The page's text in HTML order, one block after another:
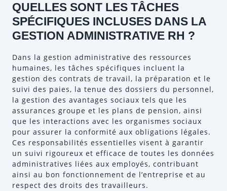
QUELLES SONT LES TÂCHES
SPÉCIFIQUES INCLUSES DANS LA
GESTION ADMINISTRATIVE RH ?
Dans la gestion administrative des ressources
humaines, les tâches spécifiques incluent la
gestion des contrats de travail, la préparation et le
suivi des paies, la tenue des dossiers du personnel,
la gestion des avantages sociaux tels que les
assurances groupe et les plans de pension, ainsi
que les interactions avec les organismes sociaux
pour assurer la conformité aux obligations légales.
Ces responsabilités essentielles visent à garantir
un suivi rigoureux et efficace de toutes les données
administratives liées aux employés, contribuant
ainsi au bon fonctionnement de l’entreprise et au
respect des droits des travailleurs.